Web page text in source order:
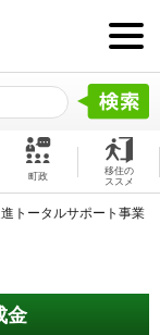
町政
移住の
ススメ
トータルサポート事業
金